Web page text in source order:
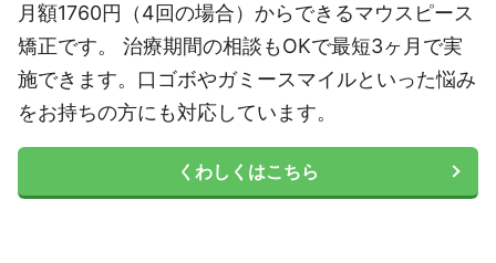
月額1760円（4回の場合）からできるマウスピース
矯正です。 治療期間の相談もOKで最短3ヶ月で実
施できます。口ゴボやガミースマイルといった悩み
をお持ちの方にも対応しています。
くわしくはこちら